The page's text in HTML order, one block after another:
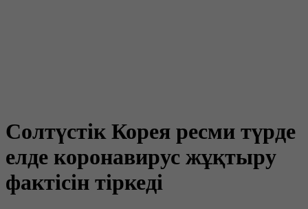
Солтүстік Корея ресми түрде
елде коронавирус жұқтыру
фактісін тіркеді